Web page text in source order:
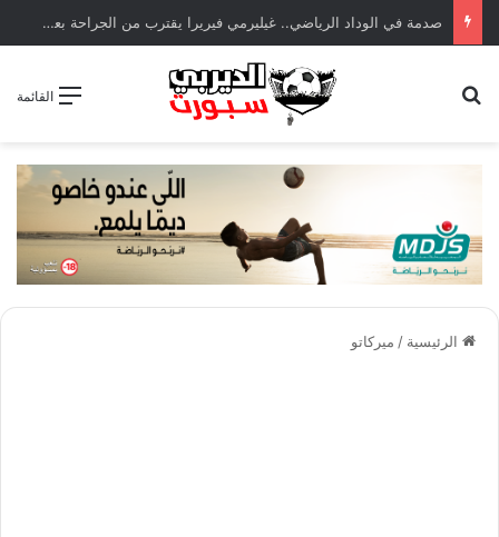
صدمة في الوداد الرياضي.. غيليرمي فيريرا يقترب من الجراحة بعد قطع في الرباط الصليبي
القائمة
الرئيسية / ميركاتو